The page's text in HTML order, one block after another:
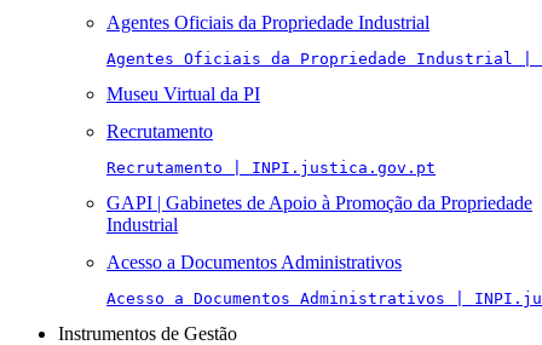
Agentes Oficiais da Propriedade Industrial
Agentes Oficiais da Propriedade Industrial
Museu Virtual da PI
Recrutamento
Recrutamento | INPI.justica.gov.pt
GAPI | Gabinetes de Apoio à Promoção da Propriedade
Industrial
Acesso a Documentos Administrativos
Acesso a Documentos Administrativos |
Instrumentos de Gestão